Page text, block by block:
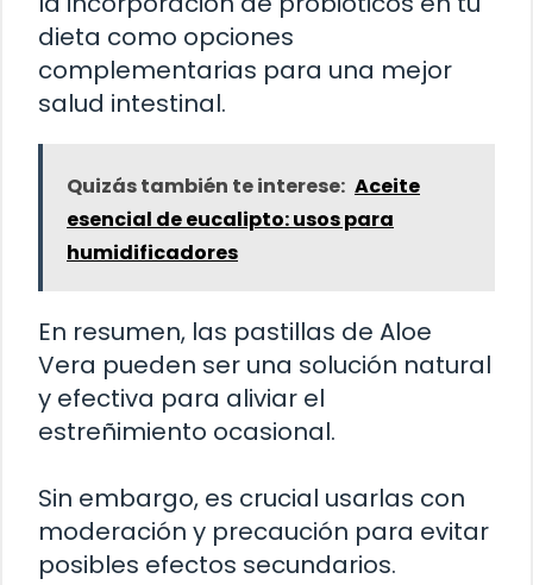
dieta como opciones
complementarias para una mejor
salud intestinal.
Quizás también te interese: Aceite
esencial de eucalipto: usos para
humidificadores
En resumen, las pastillas de Aloe
Vera pueden ser una solución natural
y efectiva para aliviar el
estreñimiento ocasional.
Sin embargo, es crucial usarlas con
moderación y precaución para evitar
posibles efectos secundarios.